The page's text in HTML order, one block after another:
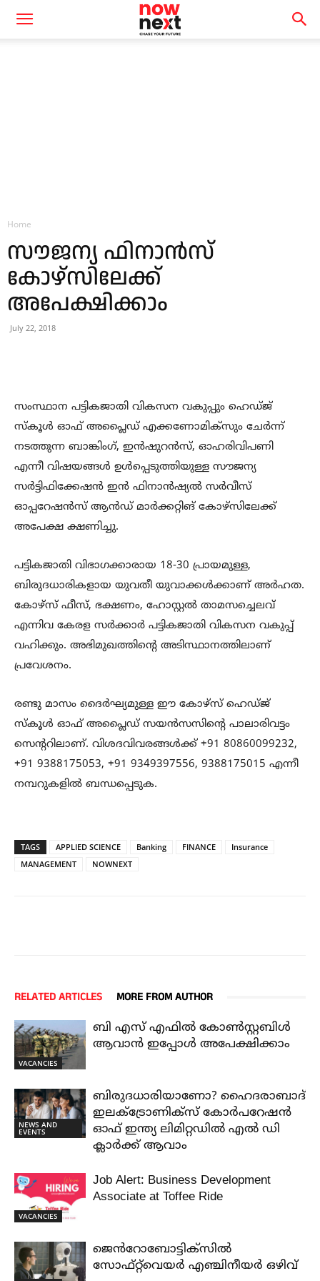
Home
സൗജന്യ ഫിനാൻസ്
കോഴ്സിലേക്ക്
അപേക്ഷിക്കാം
July 22, 2018
സംസ്ഥാന പട്ടികജാതി വികസന വകുപ്പും ഹെഡ്ജ്
സ്കൂൾ ഓഫ് അപ്ലൈഡ് എക്കണോമിക്സും ചേർന്ന്
നടത്തുന്ന ബാങ്കിംഗ്, ഇൻഷുറൻസ്, ഓഹരിവിപണി
എന്നീ വിഷയങ്ങൾ ഉൾപ്പെടുത്തിയുള്ള സൗജന്യ
സർട്ടിഫിക്കേഷൻ ഇൻ ഫിനാൻഷ്യൽ സർവീസ്
ഓപ്പറേഷൻസ് ആൻഡ് മാർക്കറ്റിങ് കോഴ്സിലേക്ക്
അപേക്ഷ ക്ഷണിച്ചു.
പട്ടികജാതി വിഭാഗക്കാരായ 18-30 പ്രായമുള്ള,
ബിരുദധാരികളായ യുവതീ യുവാക്കൾക്കാണ് അർഹത.
കോഴ്സ് ഫീസ്, ഭക്ഷണം, ഹോസ്റ്റൽ താമസച്ചെലവ്
എന്നിവ കേരള സർക്കാർ പട്ടികജാതി വികസന വകുപ്പ്
വഹിക്കും. അഭിമുഖത്തിന്റെ അടിസ്ഥാനത്തിലാണ്
പ്രവേശനം.
രണ്ടു മാസം ദൈർഘ്യമുള്ള ഈ കോഴ്സ് ഹെഡ്ജ്
സ്കൂൾ ഓഫ് അപ്ലൈഡ് സയൻസസിന്റെ പാലാരിവട്ടം
സെന്ററിലാണ്. വിശദവിവരങ്ങൾക്ക് +91 80860099232,
+91 9388175053, +91 9349397556, 9388175015 എന്നീ
നമ്പറുകളിൽ ബന്ധപ്പെടുക.
TAGS APPLIED SCIENCE Banking FINANCE
Insurance
MANAGEMENT
NOWNEXT
RELATED ARTICLES MORE FROM AUTHOR
VACANCIES
ബി എസ് എഫിൽ കോൺസ്റ്റബിൾ
ആവാൻ ഇപ്പോൾ അപേക്ഷിക്കാം
NEWS AND
EVENTS
ബിരുദധാരിയാണോ? ഹൈദരാബാദ്
ഇലക്ട്രോണിക്സ് കോർപറേഷൻ
ഓഫ് ഇന്ത്യ ലിമിറ്റഡിൽ എൽ ഡി
ക്ലാർക്ക് ആവാം
VACANCIES
Job Alert: Business Development
Associate at Toffee Ride
ജെൻറോബോട്ടിക്സിൽ
സോഫ്റ്റ്‌വെയർ എഞ്ചിനീയർ ഒഴിവ്